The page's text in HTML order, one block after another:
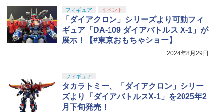
フィギュア イベント
「ダイアクロン」シリーズより可動フィ
ギュア「DA-109 ダイアバトルス X-1」が
展示！【#東京おもちゃショー】
2024年8月29日
フィギュア
タカラトミー、「ダイアクロン」シリー
ズより「ダイアバトルスX-1」を2025年2
月下旬発売！